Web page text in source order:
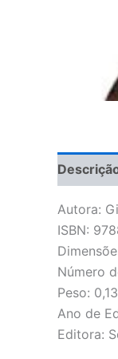
Autora:
ISBN:
Número
Peso:
Ano de
Editora: